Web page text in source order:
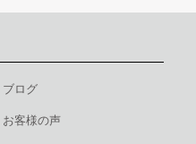
ブログ
お客様の声